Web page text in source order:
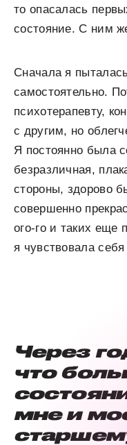
то опасалась
состояние. С ним
Сначала я
самостоятельно.
психотерапевту,
с другим, но
Я постоянно была
безразличная,
стороны, здорово
совершенно
ого-го и таких еще
я чувствовала
Через
что
мне и